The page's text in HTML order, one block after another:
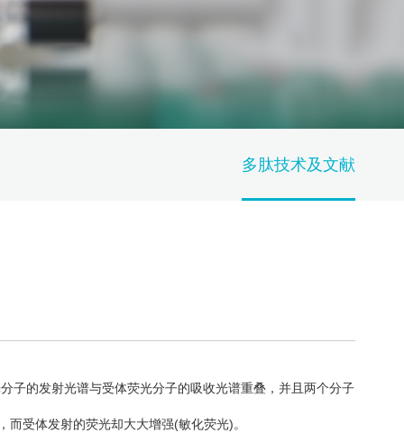
多肽技术及文献
子的发射光谱与受体荧光分子的吸收光谱重叠，并且两个分子
受体发射的荧光却大大增强(敏化荧光)。